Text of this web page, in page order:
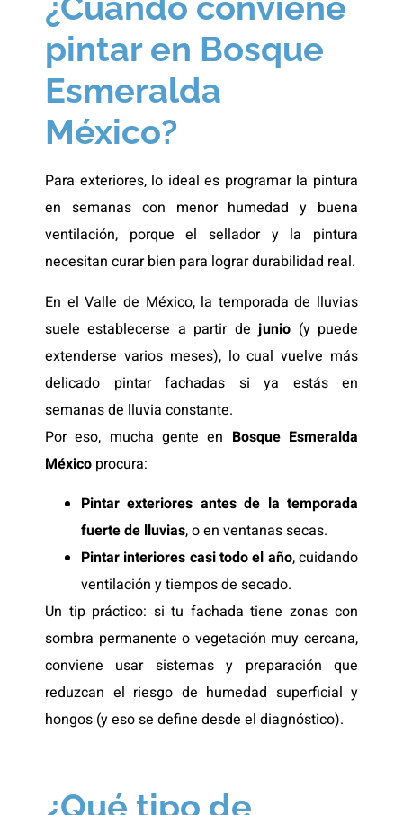
pintar en Bosque
Esmeralda
México?
Para exteriores, lo ideal es programar la pintura
en semanas con menor humedad y buena
ventilación, porque el sellador y la pintura
necesitan curar bien para lograr durabilidad real.
En el Valle de México, la temporada de lluvias
suele establecerse a partir dejunio (y puede
extenderse varios meses), lo cual vuelve más
delicado pintar fachadas si ya estás en
semanas de lluvia constante.
Por eso, mucha gente en Bosque Esmeralda
México procura:
Pintar exteriores antes de la temporada
fuerte de lluvias, o en ventanas secas.
Pintar interiores casi todo el año, cuidando
ventilación y tiempos de secado.
Un tip práctico: si tu fachada tiene zonas con
sombra permanente o vegetación muy cercana,
conviene usar sistemas y preparación que
reduzcan el riesgo de humedad superficial y
hongos (y eso se define desde el diagnóstico).
¿Qué tipo de